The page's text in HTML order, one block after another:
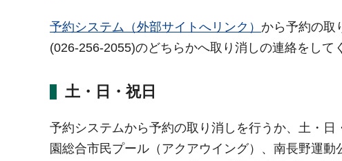
予約システム（外部サイトへリンク） から予約の取
(026-256-2055)のどちらかへ取り消しの連絡をして
土・日・祝日
予約システムから予約の取り消しを行うか、土・
園総合市民プール（アクアウイング）、南長野運